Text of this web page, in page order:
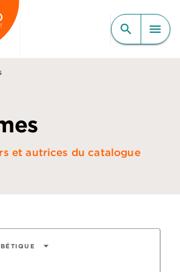
CONTENU
search menu
et autrices du catalogue
arrow_drop_down